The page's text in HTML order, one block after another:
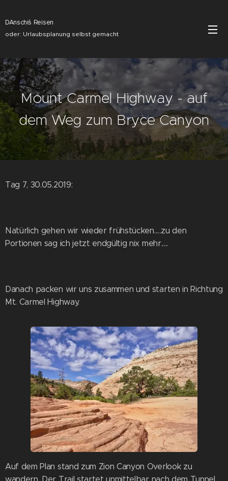
DAnschi´s Reisen
oder: Urlaubsplanung selbst gemacht
Mount Carmel Highway - auf
dem Weg zum Bryce Canyon
Tag 7, 30.05.2019:
Natürlich gehen wir wieder frühstücken.....zu den
Portionen sag ich jetzt endgültig nix mehr.....
Danach packen wir uns zusammen und starten in Richtung
Mt. Carmel Highway.
Auf dem Plan stand zum Zion Canyon Overlook zu